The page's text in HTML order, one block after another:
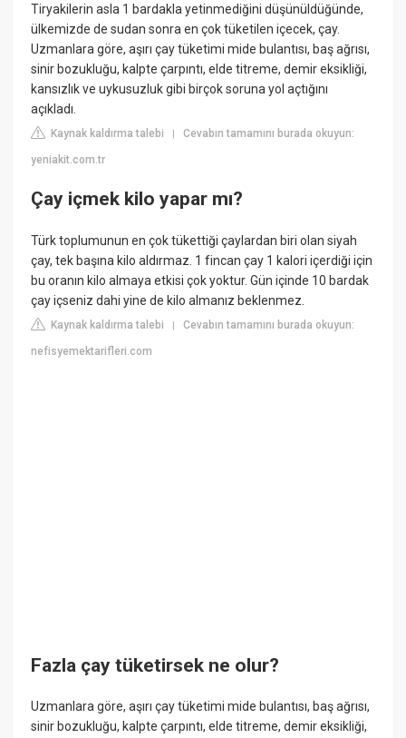
Tiryakilerin asla 1 bardakla yetinmediğini düşünüldüğünde,
ülkemizde de sudan sonra en çok tüketilen içecek, çay.
Uzmanlara göre, aşırı çay tüketimi mide bulantısı, baş ağrısı,
sinir bozukluğu, kalpte çarpıntı, elde titreme, demir eksikliği,
kansızlık ve uykusuzluk gibi birçok soruna yol açtığını
açıkladı.
Kaynak kaldırma talebi |Cevabın tamamını burada okuyun:
yeniakit.com.tr
Çay içmek kilo yapar mı?
Türk toplumunun en çok tükettiği çaylardan biri olan siyah
çay, tek başına kilo aldırmaz. 1 fincan çay 1 kalori içerdiği için
bu oranın kilo almaya etkisi çok yoktur. Gün içinde 10 bardak
çay içseniz dahi yine de kilo almanız beklenmez.
Kaynak kaldırma talebi |Cevabın tamamını burada okuyun:
nefisyemektarifleri.com
Fazla çay tüketirsek ne olur?
Uzmanlara göre, aşırı çay tüketimi mide bulantısı, baş ağrısı,
sinir bozukluğu, kalpte çarpıntı, elde titreme, demir eksikliği,